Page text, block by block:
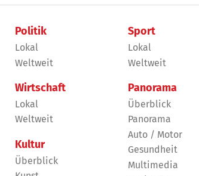
Politik
Lokal
Weltweit
Wirtschaft
Lokal
Weltweit
Kultur
Überblick
Sport
Lokal
Weltweit
Panorama
Überblick
Panorama
Auto / Motor
Gesundheit
Multimedia